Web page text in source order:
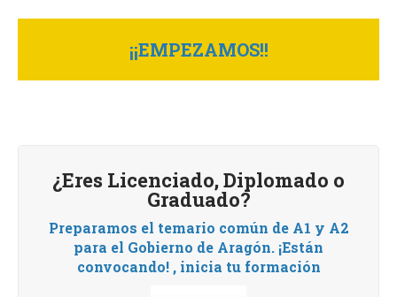
¡¡EMPEZAMOS!!
¿Eres Licenciado, Diplomado o
Graduado?
Preparamos el temario común de A1 y A2
para el Gobierno de Aragón. ¡Están
convocando! , inicia tu formación